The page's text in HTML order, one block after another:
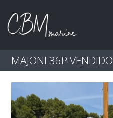
MAJONI 36P VENDIDO